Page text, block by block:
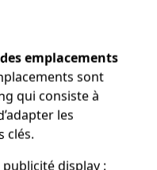
emplacements
sont
qui consiste à
les
clés.
display :